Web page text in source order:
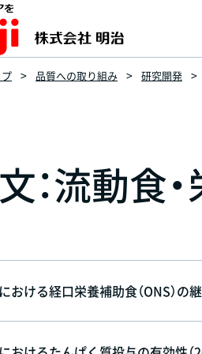
品質への取り組み 研究開発
：流動食
おける経口栄養補助食（ONS）の